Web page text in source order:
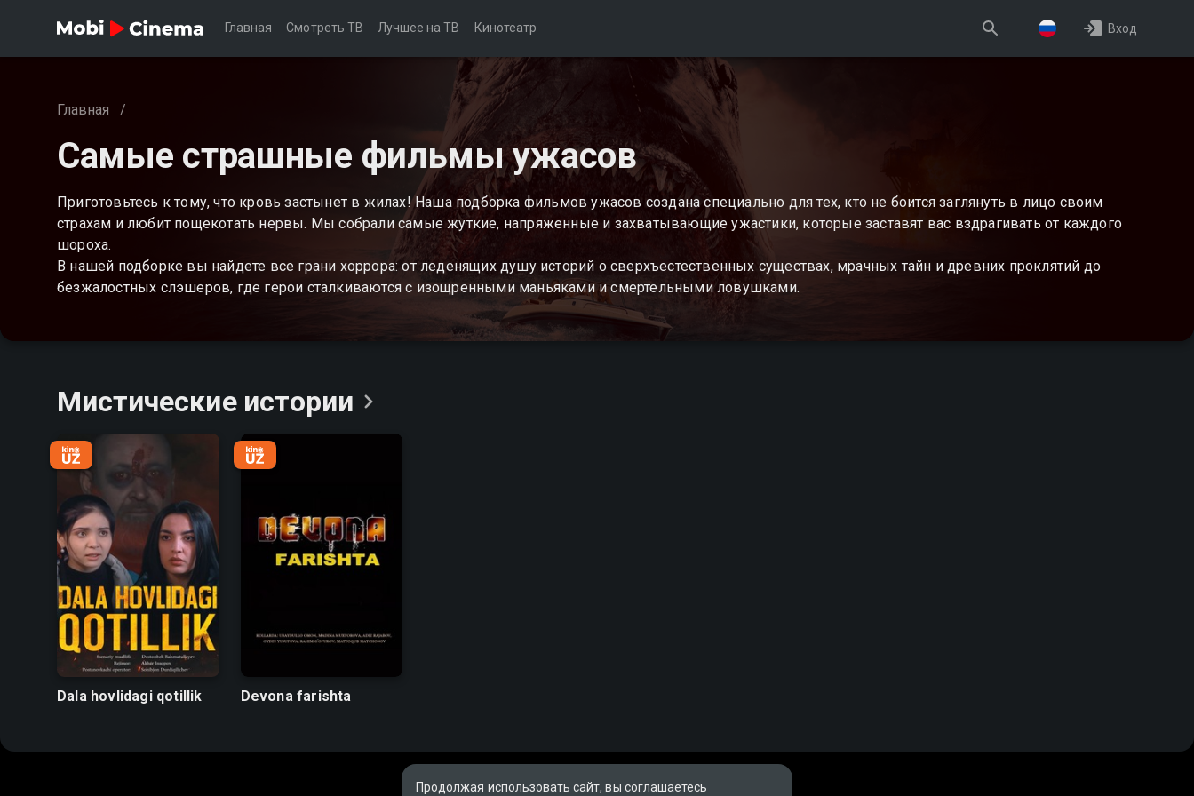
Главная Смотреть ТВ Лучшее на ТВ Кинотеатр Вход
Главная /
Самые страшные фильмы ужасов
Приготовьтесь к тому, что кровь застынет в жилах! Наша подборка фильмов ужасов создана специально для тех, кто не боится заглянуть в лицо своим
страхам и любит пощекотать нервы. Мы собрали самые жуткие, напряженные и захватывающие ужастики, которые заставят вас вздрагивать от каждого
шороха.
В нашей подборке вы найдете все грани хоррора: от леденящих душу историй о сверхъестественных существах, мрачных тайн и древних проклятий до
безжалостных слэшеров, где герои сталкиваются с изощренными маньяками и смертельными ловушками.
Мистические истории
Dala hovlidagi qotillik Devona farishta
Продолжая использовать сайт, вы соглашаетесь